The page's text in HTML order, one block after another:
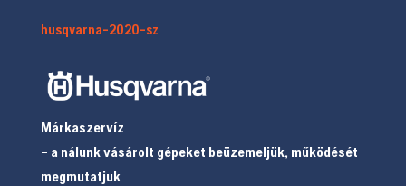
husqvarna-2020-sz
Márkaszervíz
– a nálunk vásárolt gépeket beüzemeljük, működését
megmutatjuk